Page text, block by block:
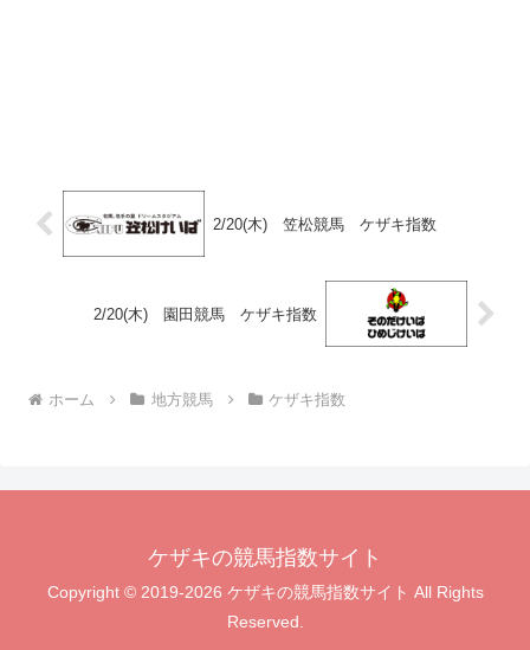
2/20(木) 笠松競馬 ケザキ指数
2/20(木) 園田競馬 ケザキ指数
ホーム 地方競馬 ケザキ指数
ケザキの競馬指数サイト
Copyright © 2019-2026 ケザキの競馬指数サイト All Rights
Reserved.